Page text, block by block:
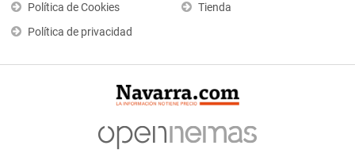
Política de Cookies
Política de privacidad
Tienda